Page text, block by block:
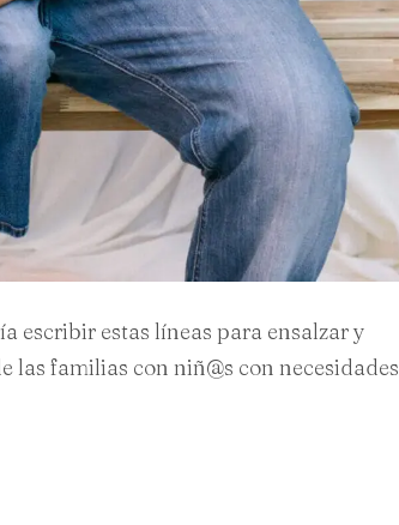
escribir estas líneas para ensalzar y
las familias con niñ@s con necesidades